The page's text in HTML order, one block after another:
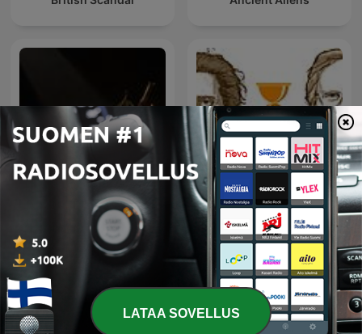
agytágító podcast
Geschichten aus der
Geschichte
LATAA SOVELLUS